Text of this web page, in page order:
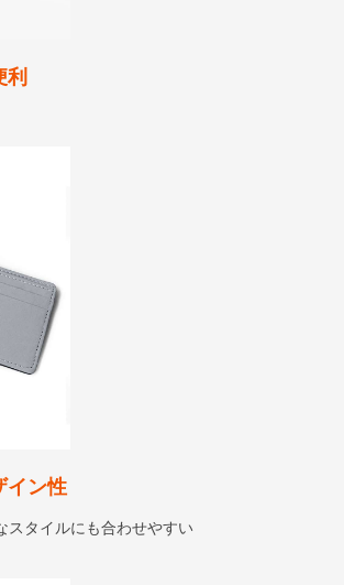
利
イン性
スタイルにも合わせやすい